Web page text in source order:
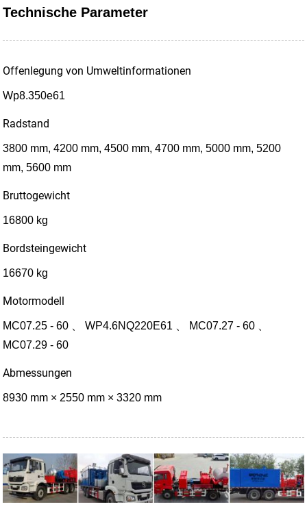
Technische Parameter
Offenlegung von Umweltinformationen
Wp8.350e61
Radstand
3800 mm, 4200 mm, 4500 mm, 4700 mm, 5000 mm, 5200
mm, 5600 mm
Bruttogewicht
16800 kg
Bordsteingewicht
16670 kg
Motormodell
MC07.25 - 60 、 WP4.6NQ220E61 、 MC07.27 - 60 、
MC07.29 - 60
Abmessungen
8930 mm × 2550 mm × 3320 mm